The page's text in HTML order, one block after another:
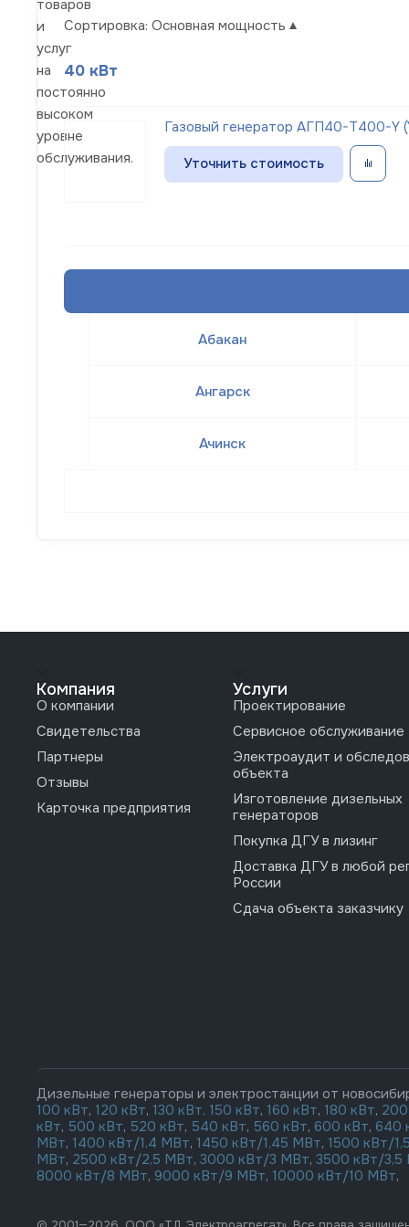
Сортировка: Основная мощность
40 кВт
Газовый генератор АГП40-Т400-Y
Уточнить стоимость
Абакан
Ангарск
Ачинск
товаров
и
услуг
на
постоянно
высоком
уровне
обслуживания.
Компания
О компании
Свидетельства
Партнеры
Отзывы
Карточка предприятия
Услуги
Проектирование
Сервисное обслуживание
Электроаудит и
объекта
Изготовление дизельных
генераторов
Покупка ДГУ в лизинг
Доставка ДГУ в любой
России
Сдача объекта заказчику
Дизельные генераторы и электростанции от
100 кВт, 120 кВт, 130 кВт, 150 кВт, 160 кВт, 180 кВт,
кВт, 500 кВт, 520 кВт, 540 кВт, 560 кВт, 600 кВт, 640
МВт, 1400 кВт/1,4 МВт, 1450 кВт/1,45 МВт, 1500 кВт/
МВт, 2500 кВт/2,5 МВт, 3000 кВт/3 МВт, 3500 кВт/3,5
8000 кВт/8 МВт, 9000 кВт/9 МВт, 10000 кВт/10 МВт,